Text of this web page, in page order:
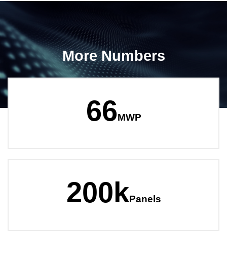
More Numbers
66MWP
200kPanels